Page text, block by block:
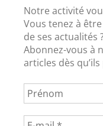
Notre activité
Vous tenez à
de ses actualités
Abonnez-vous à
articles dès